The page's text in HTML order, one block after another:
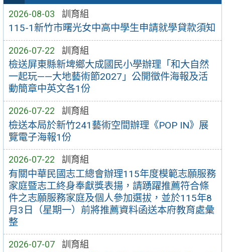
2026-08-03 訓育組
115-1新竹市曙光女中高中學生申請就學貸款須知
2026-07-22 訓育組
檢送屏東縣新埤鄉大成國民小學辦理「和大自然
一起玩——大地藝術節2027」公開徵件海報及活
動簡章中英文各1份
2026-07-22 訓育組
檢送本局於新竹241藝術空間辦理《POP IN》展
覽電子海報1份
2026-07-22 訓育組
有關中華民國志工總會辦理115年度模範志願服務
家庭暨志工終身奉獻獎表揚，請踴躍推薦符合條
件之志願服務家庭及個人參加選拔，並於115年8
月3日（星期一）前將推薦資料函送本府教育處彙
整
2026-07-07 訓育組